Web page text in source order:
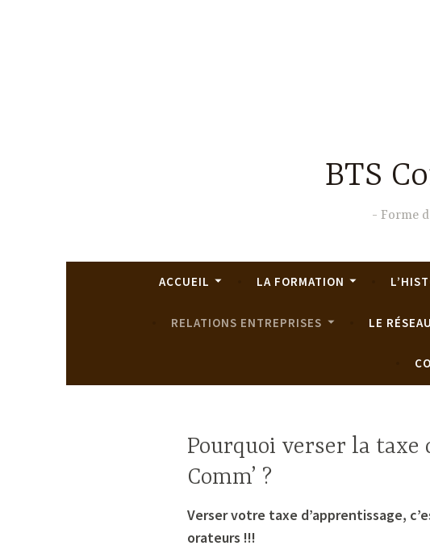
BTS
Forme
ACCUEIL LA FORMATION
RELATIONS ENTREPRISES LE
Pourquoi verser la taxe
Comm’ ?
Verser votre taxe d’apprentissage,
orateurs !!!